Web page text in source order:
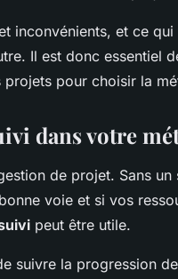
inconvénients, et ce
Il est donc essentiel
pour choisir la
dans votre
de projet. Sans
voie et si vos
peut être utile.
suivre la progression